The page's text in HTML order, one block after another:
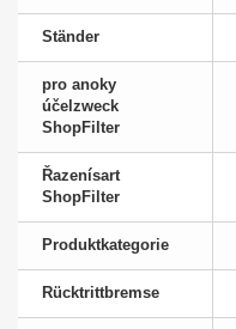
Ständer
pro anoky
účelzweck
ShopFilter
Řazenísart
ShopFilter
Produktkategorie
Rücktrittbremse